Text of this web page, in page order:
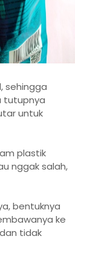
sehingga
tutupnya
untuk
plastik
nggak salah,
bentuknya
ke
tidak